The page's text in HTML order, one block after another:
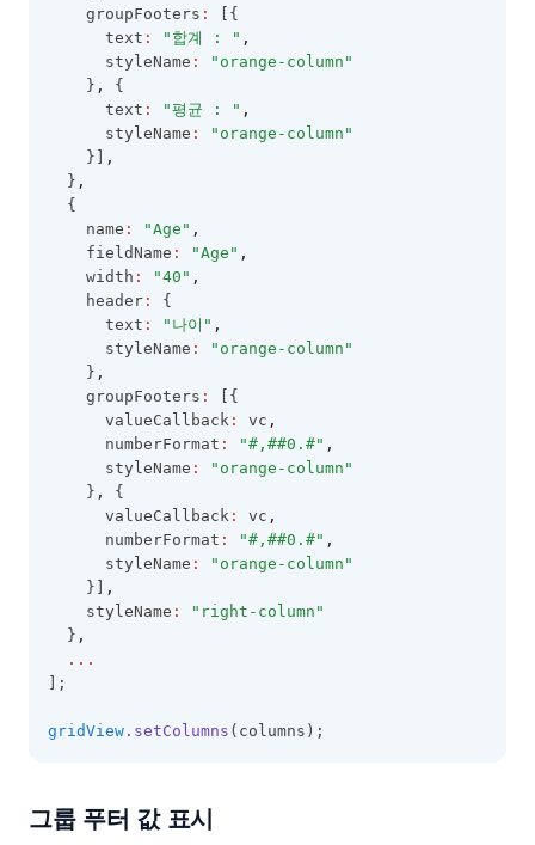
    groupFooters
:
[{
      text
: "합계 : " ,
      styleName
:
"orange-column"
    }
,
{
      text
: "평균 : " ,
      styleName
:
"orange-column"
    }]
,
  }
,
  {
    name
: "Age" ,
    fieldName
: "Age" ,
    width
: "40" ,
    header
:
{
      text
: "나이" ,
      styleName
:
"orange-column"
    }
,
    groupFooters
:
[{
      valueCallback
: vc ,
      numberFormat
: "#,##0.#" ,
      styleName
:
"orange-column"
    }
,
{
      valueCallback
: vc ,
      numberFormat
: "#,##0.#" ,
      styleName
:
"orange-column"
    }]
,
    styleName
:
"right-column"
  }
,
...
];
gridView .setColumns (columns);
그룹 푸터 값 표시